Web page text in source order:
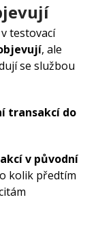
testovací
, ale
se službou
transakcí do
v původní
kolik předtím